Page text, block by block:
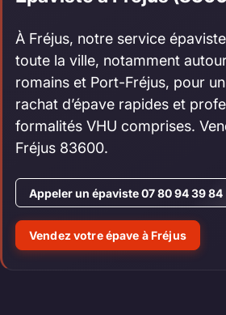
À Fréjus, notre service
toute la ville, notamment
romains et Port-Fréjus, pour
rachat d’épave rapides et
formalités VHU comprises.
Fréjus 83600.
Appeler un épaviste 07 80 94 39 84
Vendez votre épave à Fréjus